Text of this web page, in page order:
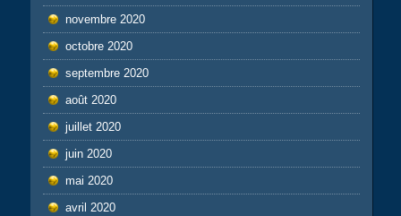
novembre 2020
octobre 2020
septembre 2020
août 2020
juillet 2020
juin 2020
mai 2020
avril 2020